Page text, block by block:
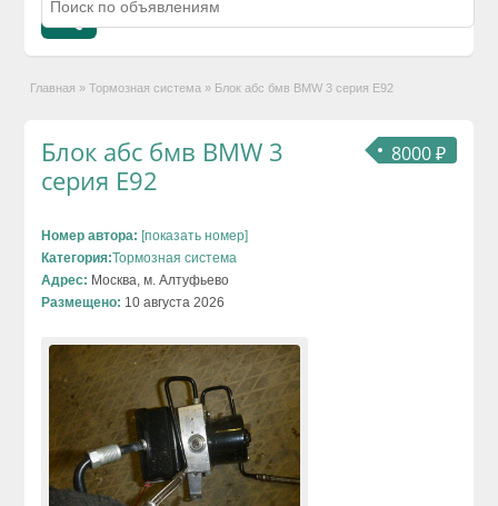
Главная » Тормозная система » Блок абс бмв BMW 3 серия E92
8000 ₽
Блок абс бмв BMW 3
серия E92
Номер автора: [показать номер]
Категория:Тормозная система
Адрес: Москва, м. Алтуфьево
Размещено: 10 августа 2026